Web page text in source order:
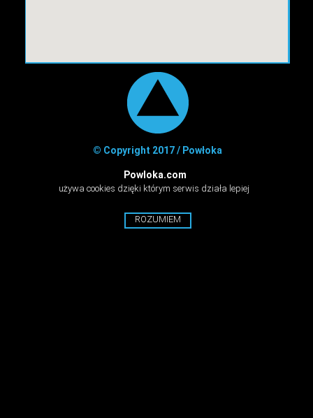
© Copyright 2017 / Powłoka
Powloka.com
używa cookies dzięki którym serwis działa lepiej
ROZUMIEM